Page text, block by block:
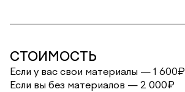
СТОИМОСТЬ
Если у вас свои материалы — 1 600₽
Если вы без материалов — 2 000₽